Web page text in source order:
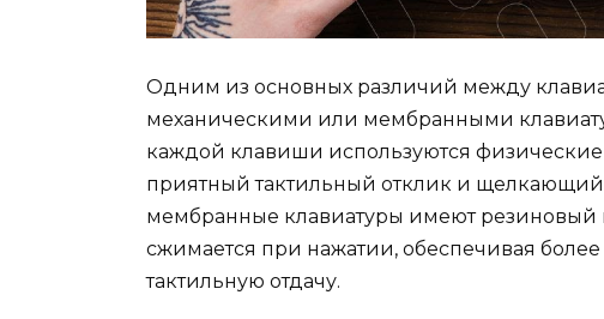
Одним из основных различий между
механическими или мембранными
каждой клавиши используются
приятный тактильный отклик и
мембранные клавиатуры имеют
сжимается при нажатии, обеспечивая
тактильную отдачу.